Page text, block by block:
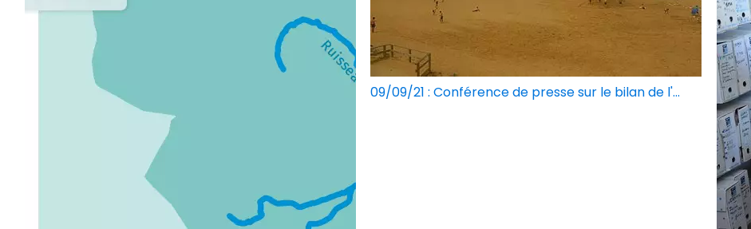
09/09/21 : Conférence de presse sur le bilan de l'...